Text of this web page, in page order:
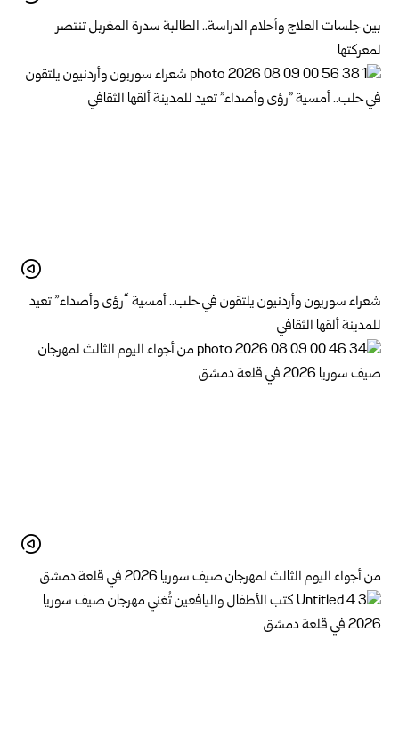
بين جلسات العلاج وأحلام الدراسة.. الطالبة سدرة المغربل تنتصر
لمعركتها
شعراء سوريون وأردنيون يلتقون في حلب.. أمسية “رؤى وأصداء” تعيد
للمدينة ألقها الثقافي
من أجواء اليوم الثالث لمهرجان صيف سوريا 2026 في قلعة دمشق